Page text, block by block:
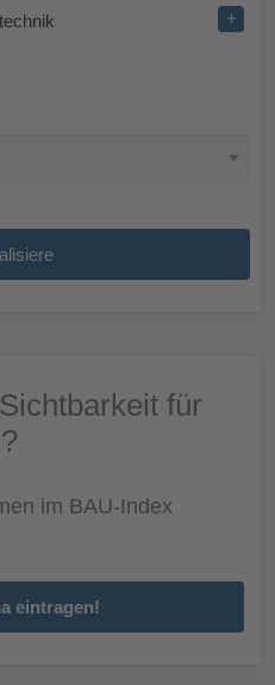
+
für
im BAU-Index
eintragen!